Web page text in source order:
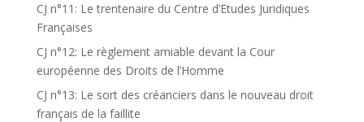
CJ n°11: Le trentenaire du Centre d’Etudes Juridiques
Françaises
CJ n°12: Le règlement amiable devant la Cour
européenne des Droits de l’Homme
CJ n°13: Le sort des créanciers dans le nouveau droit
français de la faillite